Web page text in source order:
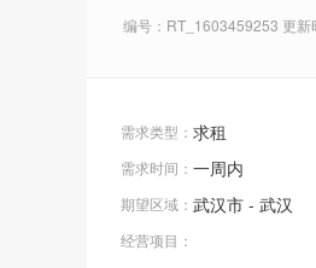
编号：RT_1603459253 更
需求类型： 求租
需求时间： 一周内
期望区域： 武汉市 - 武汉
经营项目：